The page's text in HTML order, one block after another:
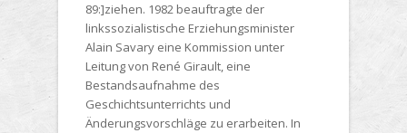
89:]ziehen. 1982 beauftragte der
linkssozialistische Erziehungsminister
Alain Savary eine Kommission unter
Leitung von René Girault, eine
Bestandsaufnahme des
Geschichtsunterrichts und
Änderungsvorschläge zu erarbeiten. In